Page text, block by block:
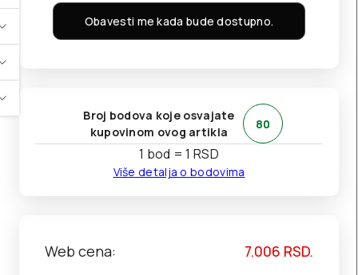
Obavesti me kada bude dostupno.
Broj bodova koje osvajate
kupovinom ovog artikla
80
1 bod = 1 RSD
Više detalja o bodovima
Web cena: 7.006 RSD.